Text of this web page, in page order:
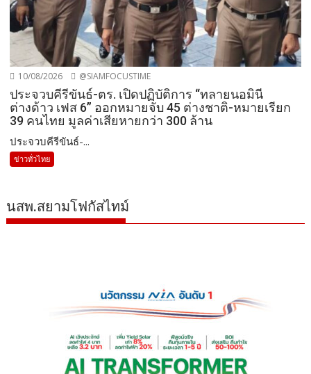
10/08/2026 @SIAMFOCUSTIME
ประจวบคีรีขันธ์-ตร. เปิดปฏิบัติการ “ทลายนอมินี
ต่างด้าว เฟส 6” ออกหมายจับ 45 ต่างชาติ-หมายเรียก
39 คนไทย มูลค่าเสียหายกว่า 300 ล้าน
ประจวบคีรีขันธ์-...
ข่าวทั่วไทย
นสพ.สยามโฟกัสไทม์